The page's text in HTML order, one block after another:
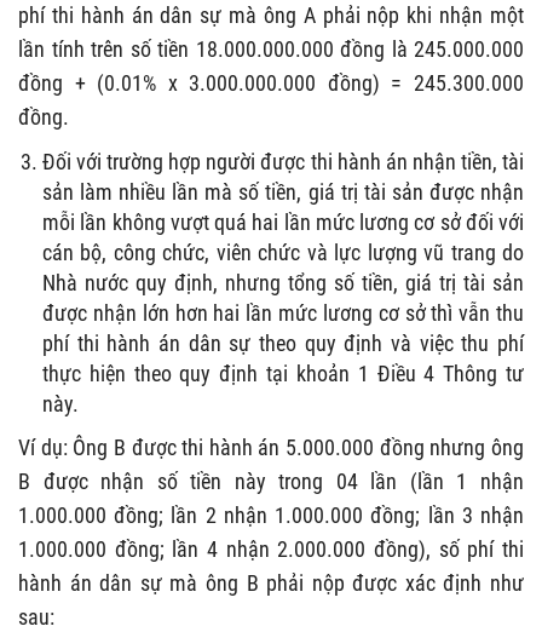
phí thi hành án dân sự mà ông A phải nộp khi nhận một
lần tính trên số tiền 18.000.000.000 đồng là 245.000.000
đồng + (0.01% x 3.000.000.000 đồng) = 245.300.000
đồng.
Đối với trường hợp người được thi hành án nhận tiền, tài
sản làm nhiều lần mà số tiền, giá trị tài sản được nhận
mỗi lần không vượt quá hai lần mức lương cơ sở đối với
cán bộ, công chức, viên chức và lực lượng vũ trang do
Nhà nước quy định, nhưng tổng số tiền, giá trị tài sản
được nhận lớn hơn hai lần mức lương cơ sở thì vẫn thu
phí thi hành án dân sự theo quy định và việc thu phí
thực hiện theo quy định tại khoản 1 Điều 4 Thông tư
này.
Ví dụ: Ông B được thi hành án 5.000.000 đồng nhưng ông
B được nhận số tiền này trong 04 lần (lần 1 nhận
1.000.000 đồng; lần 2 nhận 1.000.000 đồng; lần 3 nhận
1.000.000 đồng; lần 4 nhận 2.000.000 đồng), số phí thi
hành án dân sự mà ông B phải nộp được xác định như
sau: